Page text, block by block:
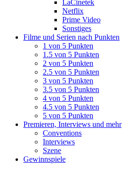
LaCinetek
Netflix
Prime Video
Sonstiges
Filme und Serien nach Punkten
1 von 5 Punkten
1.5 von 5 Punkten
2 von 5 Punkten
2.5 von 5 Punkten
3 von 5 Punkten
3.5 von 5 Punkten
4 von 5 Punkten
4.5 von 5 Punkten
5 von 5 Punkten
Premieren, Interviews und mehr
Conventions
Interviews
Szene
Gewinnspiele